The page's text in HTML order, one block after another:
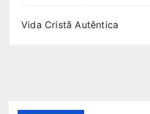
Vida Cristã Autêntica